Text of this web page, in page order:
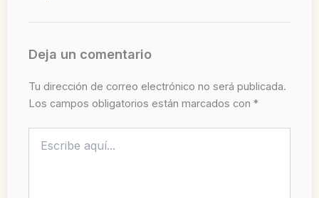
Deja un comentario
Tu dirección de correo electrónico no será publicada.
Los campos obligatorios están marcados con *
aquí...